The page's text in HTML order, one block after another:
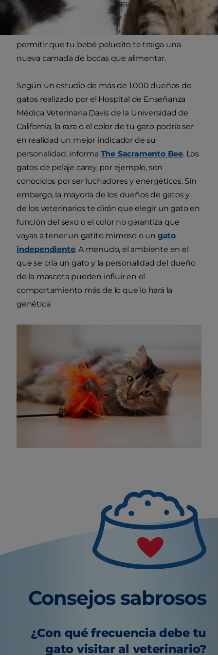
mascotas a esterilizar y castrar a sus gatos. Los
gatitos son definitivamente lindos, pero debes
concentrarte en criar uno por uno antes de
permitir que tu bebé peludito te traiga una
nueva camada de bocas que alimentar.
Según un estudio de más de 1.000 dueños de
gatos realizado por el Hospital de Enseñanza
Médica Veterinaria Davis de la Universidad de
California, la raza o el color de tu gato podría ser
en realidad un mejor indicador de su
personalidad, informa The Sacramento Bee. Los
gatos de pelaje carey, por ejemplo, son
conocidos por ser luchadores y energéticos. Sin
embargo, la mayoría de los dueños de gatos y
de los veterinarios te dirán que elegir un gato en
función del sexo o el color no garantiza que
vayas a tener un gatito mimoso o un gato
independiente. A menudo, el ambiente en el
que se cría un gato y la personalidad del dueño
de la mascota pueden influir en el
comportamiento más de lo que lo hará la
genética.
Consejos sabrosos
¿Con qué frecuencia debe tu
gato visitar al veterinario?